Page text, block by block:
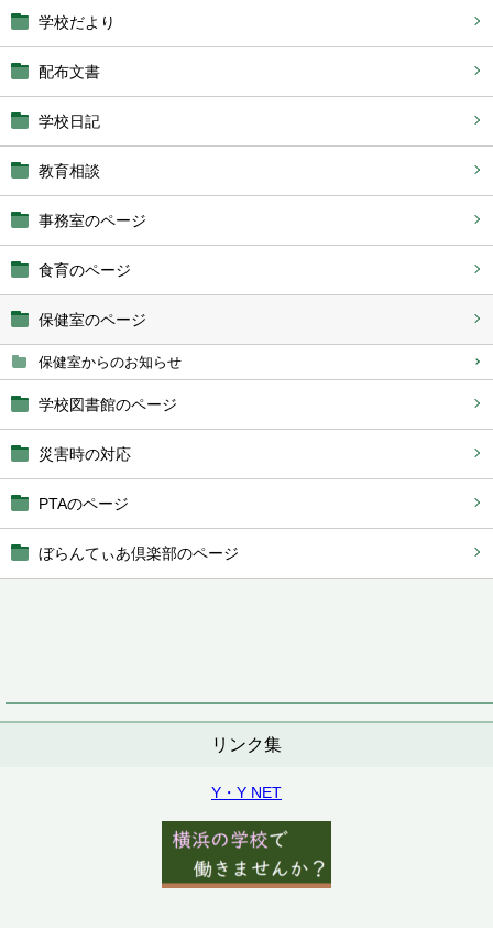
学校だより
配布文書
学校日記
教育相談
事務室のページ
食育のページ
保健室のページ
保健室からのお知らせ
学校図書館のページ
災害時の対応
PTAのページ
ぼらんてぃあ倶楽部のページ
リンク集
Y・Y NET